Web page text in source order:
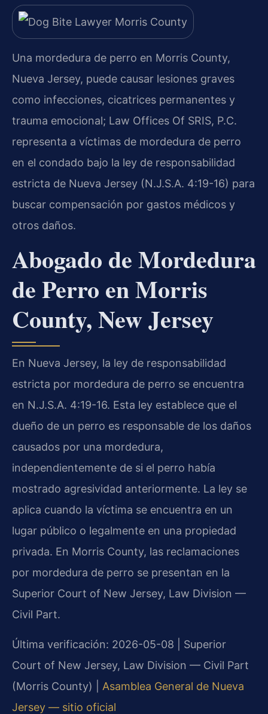
Una mordedura de perro en Morris County,
Nueva Jersey, puede causar lesiones graves
como infecciones, cicatrices permanentes y
trauma emocional; Law Offices Of SRIS, P.C.
representa a víctimas de mordedura de perro
en el condado bajo la ley de responsabilidad
estricta de Nueva Jersey (N.J.S.A. 4:19-16) para
buscar compensación por gastos médicos y
otros daños.
Abogado de Mordedura
de Perro en Morris
County, New Jersey
En Nueva Jersey, la ley de responsabilidad
estricta por mordedura de perro se encuentra
en N.J.S.A. 4:19-16. Esta ley establece que el
dueño de un perro es responsable de los daños
causados por una mordedura,
independientemente de si el perro había
mostrado agresividad anteriormente. La ley se
aplica cuando la víctima se encuentra en un
lugar público o legalmente en una propiedad
privada. En Morris County, las reclamaciones
por mordedura de perro se presentan en la
Superior Court of New Jersey, Law Division —
Civil Part.
Última verificación: 2026-05-08 | Superior
Court of New Jersey, Law Division — Civil Part
(Morris County) | Asamblea General de Nueva
Jersey — sitio oficial